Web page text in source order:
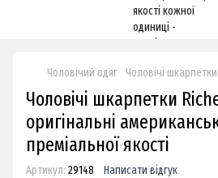
Чоловічий одяг Чоловічі шкарпетки
Чоловічі шкарпетки
оригінальні
преміальної якості
Артикул: 29148 Написати відгук